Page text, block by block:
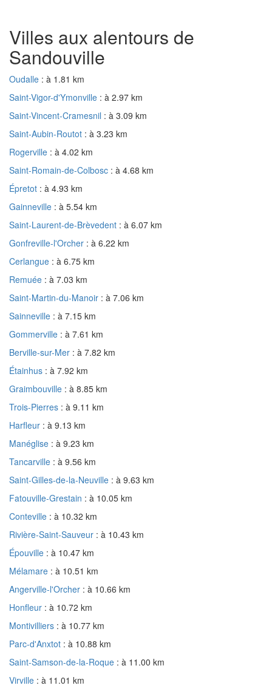
Villes aux alentours de
Sandouville
Oudalle : à 1.81 km
Saint-Vigor-d'Ymonville : à 2.97 km
Saint-Vincent-Cramesnil : à 3.09 km
Saint-Aubin-Routot : à 3.23 km
Rogerville : à 4.02 km
Saint-Romain-de-Colbosc : à 4.68 km
Épretot : à 4.93 km
Gainneville : à 5.54 km
Saint-Laurent-de-Brèvedent : à 6.07 km
Gonfreville-l'Orcher : à 6.22 km
Cerlangue : à 6.75 km
Remuée : à 7.03 km
Saint-Martin-du-Manoir : à 7.06 km
Sainneville : à 7.15 km
Gommerville : à 7.61 km
Berville-sur-Mer : à 7.82 km
Étainhus : à 7.92 km
Graimbouville : à 8.85 km
Trois-Pierres : à 9.11 km
Harfleur : à 9.13 km
Manéglise : à 9.23 km
Tancarville : à 9.56 km
Saint-Gilles-de-la-Neuville : à 9.63 km
Fatouville-Grestain : à 10.05 km
Conteville : à 10.32 km
Rivière-Saint-Sauveur : à 10.43 km
Épouville : à 10.47 km
Mélamare : à 10.51 km
Angerville-l'Orcher : à 10.66 km
Honfleur : à 10.72 km
Montivilliers : à 10.77 km
Parc-d'Anxtot : à 10.88 km
Saint-Samson-de-la-Roque : à 11.00 km
Virville : à 11.01 km